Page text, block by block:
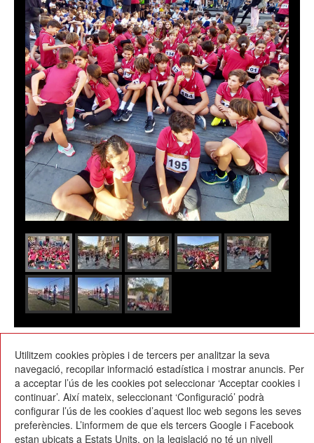
14/11/2022
Utilitzem cookies pròpies i de tercers per analitzar la seva
navegació, recopilar informació estadística i mostrar anuncis. Per
a acceptar l’ús de les cookies pot seleccionar ‘Acceptar cookies i
continuar’. Així mateix, seleccionant ‘Configuració’ podrà
configurar l’ús de les cookies d’aquest lloc web segons les seves
preferències. L’informem de que els tercers Google i Facebook
estan ubicats a Estats Units, on la legislació no té un nivell